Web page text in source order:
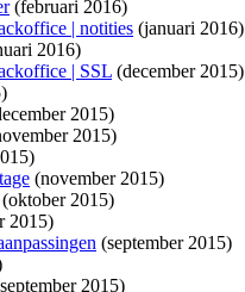
(februari 2016)
| notities (januari 2016)
2016)
| SSL (december 2015)
2015)
2015)
(november 2015)
(oktober 2015)
2015)
(september 2015)
2015)